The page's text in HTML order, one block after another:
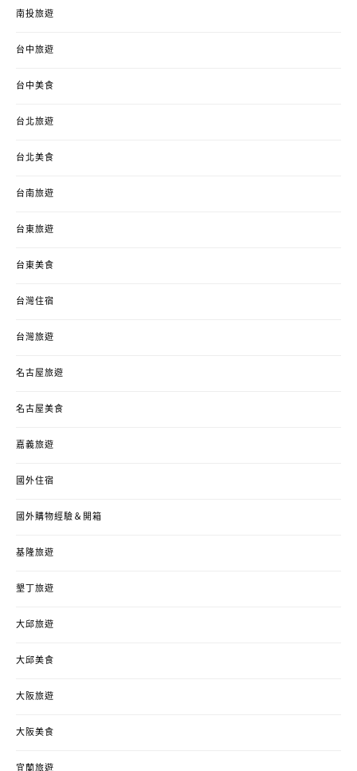
南投旅遊
台中旅遊
台中美食
台北旅遊
台北美食
台南旅遊
台東旅遊
台東美食
台灣住宿
台灣旅遊
名古屋旅遊
名古屋美食
嘉義旅遊
國外住宿
國外購物經驗＆開箱
基隆旅遊
墾丁旅遊
大邱旅遊
大邱美食
大阪旅遊
大阪美食
宜蘭旅遊